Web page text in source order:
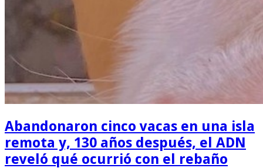
Abandonaron cinco vacas en una isla
remota y, 130 años después, el ADN
reveló qué ocurrió con el rebaño